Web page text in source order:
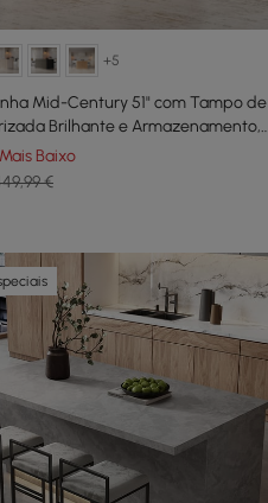
+5
Mid-Century 51" com Tampo de
Brilhante e Armazenamento,
Baixo
€